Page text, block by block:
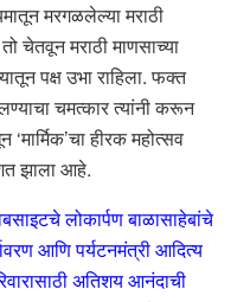
मरगळलेल्या मराठी
चेतवून मराठी माणसाच्या
पक्ष उभा राहिला. फक्त
चमत्कार त्यांनी करून
हीरक महोत्सव
झाला आहे.
वेबसाइटचे लोकार्पण बाळासाहेबांचे
आणि पर्यटनमंत्री आदित्य
अतिशय आनंदाची